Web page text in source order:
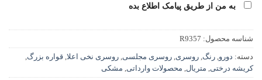
به من از طریق پیامک اطلاع بده
شناسه محصول: R9357
دسته: دورو, رنگ, روسری, روسری مجلسی, روسری نخی اعلا, قواره بزرگ,
کریشه درختی, متریال, محصولات وارداتی, مشکی